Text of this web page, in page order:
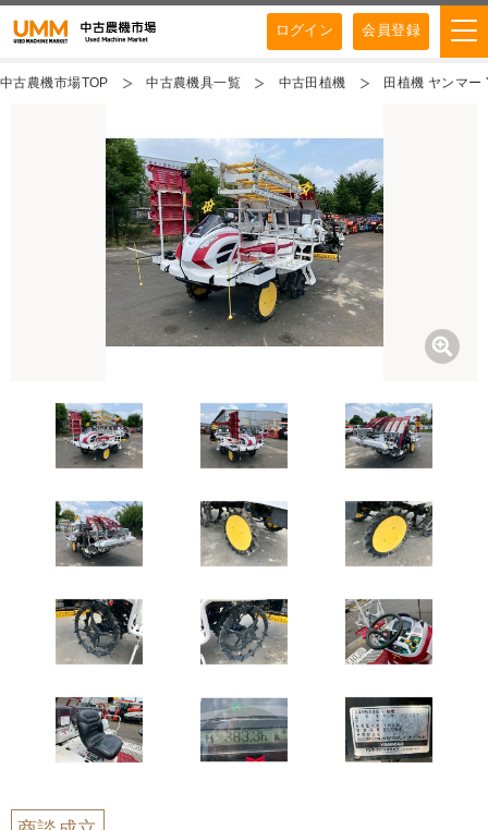
ログイン 会員登録
中古農機市場TOP 中古農機具一覧 中古田植機 田植機 ヤンマ